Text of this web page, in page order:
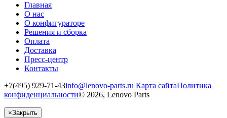
Главная
О нас
О конфигураторе
Решения и сборка
Оплата
Доставка
Пресс-центр
Контакты
+7(495) 929-71-43info@lenovo-parts.ru Карта сайтаПолитика
конфиденциальности© 2026, Lenovo Parts
×Закрыть